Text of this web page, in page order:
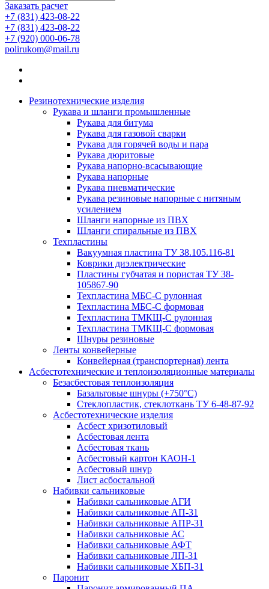
Заказать расчет
+7 (831) 423-08-22
+7 (831) 423-08-22
+7 (920) 000-06-78
polirukom@mail.ru
Резинотехнические изделия
Рукава и шланги промышленные
Рукава для битума
Рукава для газовой сварки
Рукава для горячей воды и пара
Рукава дюритовые
Рукава напорно-всасывающие
Рукава напорные
Рукава пневматические
Рукава резиновые напорные с нитяным
усилением
Шланги напорные из ПВХ
Шланги спиральные из ПВХ
Техпластины
Вакуумная пластина ТУ 38.105.116-81
Коврики диэлектрические
Пластины губчатая и пористая ТУ 38-
105867-90
Техпластина МБС-С рулонная
Техпластина МБС-С формовая
Техпластина ТМКЩ-С рулонная
Техпластина ТМКЩ-С формовая
Шнуры резиновые
Ленты конвейерные
Конвейерная (транспортерная) лента
Асбестотехнические и теплоизоляционные материалы
Безасбестовая теплоизоляция
Базальтовые шнуры (+750°С)
Стеклопластик, стеклоткань ТУ 6-48-87-92
Асбестотехнические изделия
Асбест хризотиловый
Асбестовая лента
Асбестовая ткань
Асбестовый картон КАОН-1
Асбестовый шнур
Лист асбостальной
Набивки сальниковые
Набивки сальниковые АГИ
Набивки сальниковые АП-31
Набивки сальниковые АПР-31
Набивки сальниковые АС
Набивки сальниковые АФТ
Набивки сальниковые ЛП-31
Набивки сальниковые ХБП-31
Паронит